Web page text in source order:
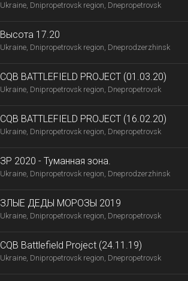
Ukraine, Dnipropetrovsk region, Dnepropetrovsk
Высота 17.20
Ukraine, Dnipropetrovsk region, Dneprodzerzhinsk
CQB BATTLEFIELD PROJECT (01.03.20)
Ukraine, Dnipropetrovsk region, Dnepropetrovsk
CQB BATTLEFIELD PROJECT (16.02.20)
Ukraine, Dnipropetrovsk region, Dnepropetrovsk
ЗР 2020 - Туманная зона.
Ukraine, Dnipropetrovsk region, Dneprodzerzhinsk
ЗЛЫЕ ДЕДЫ МОРОЗЫ 2019
Ukraine, Dnipropetrovsk region, Dnepropetrovsk
CQB Battlefield Project (24.11.19)
Ukraine, Dnipropetrovsk region, Dnepropetrovsk